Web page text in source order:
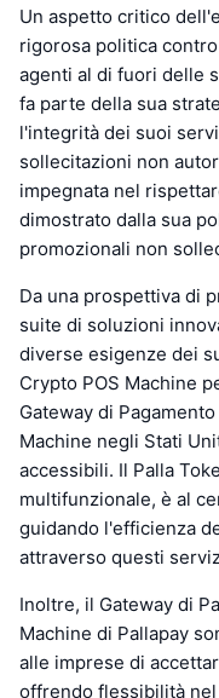
Un aspetto critico
rigorosa politica
agenti al di fuori delle
fa parte della sua
l'integrità dei suoi
sollecitazioni non
impegnata nel
dimostrato dalla sua
promozionali non
Da una prospettiva di
suite di soluzioni
diverse esigenze dei
Crypto POS Machine
Gateway di
Machine negli Stati
accessibili. Il Palla
multifunzionale, è al
guidando l'efficienza
attraverso questi
Inoltre, il Gateway di
Machine di Pallapay
alle imprese di
offrendo flessibilità